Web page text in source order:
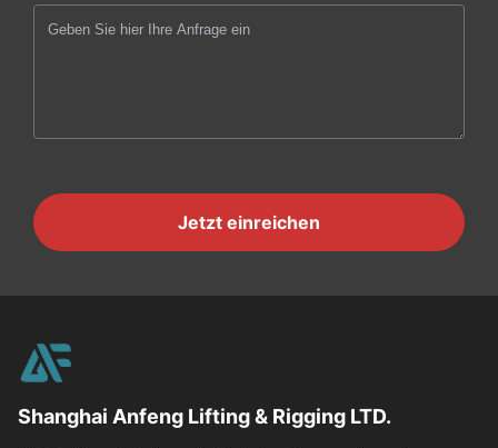
Jetzt einreichen
Shanghai Anfeng Lifting & Rigging LTD.